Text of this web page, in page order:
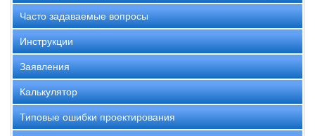
Часто задаваемые вопросы
Инструкции
Заявления
Калькулятор
Типовые ошибки проектирования